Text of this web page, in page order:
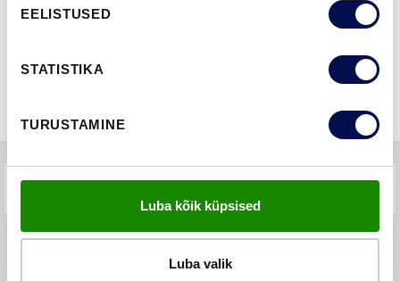
EELISTUSED
STATISTIKA
TURUSTAMINE
Luba kõik küpsised
Luba valik
KKK-D
LEIA EDASIMÜÜJA